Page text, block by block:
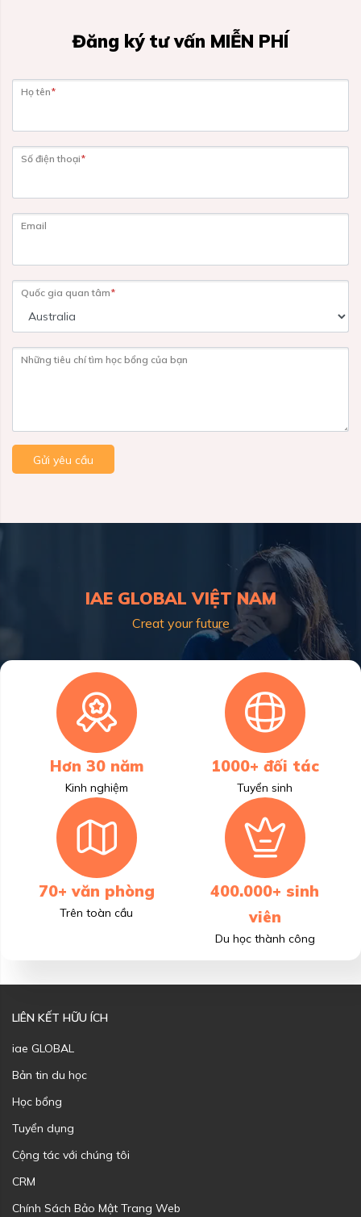
Đăng ký tư vấn MIỄN PHÍ
Họ tên*
Số điện thoại*
Email
Quốc gia quan tâm*
Những tiêu chí tìm học bổng của bạn
Gửi yêu cầu
IAE GLOBAL VIỆT NAM
Creat your future
Hơn 30 năm
Kinh nghiệm
1000+ đối tác
Tuyển sinh
70+ văn phòng
Trên toàn cầu
400.000+ sinh
viên
Du học thành công
LIÊN KẾT HỮU ÍCH
iae GLOBAL
Bản tin du học
Học bổng
Tuyển dụng
Cộng tác với chúng tôi
CRM
Chính Sách Bảo Mật Trang Web